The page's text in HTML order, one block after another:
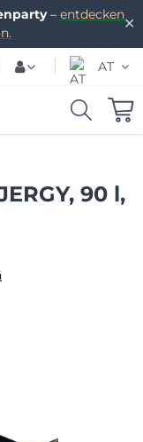
✕
– entdecken
AT
90 l,